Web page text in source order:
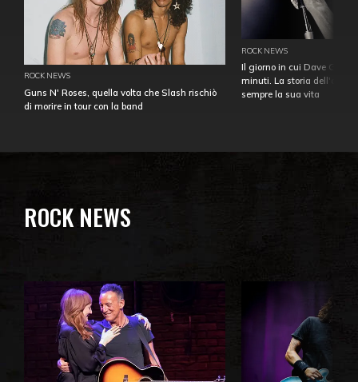
ROCK NEWS
Guns N' Roses, quella volta che Slash rischiò
di morire in tour con la band
ROCK NEWS
Il giorno in cui Dave
minuti. La storia
sempre la sua vita
ROCK NEWS